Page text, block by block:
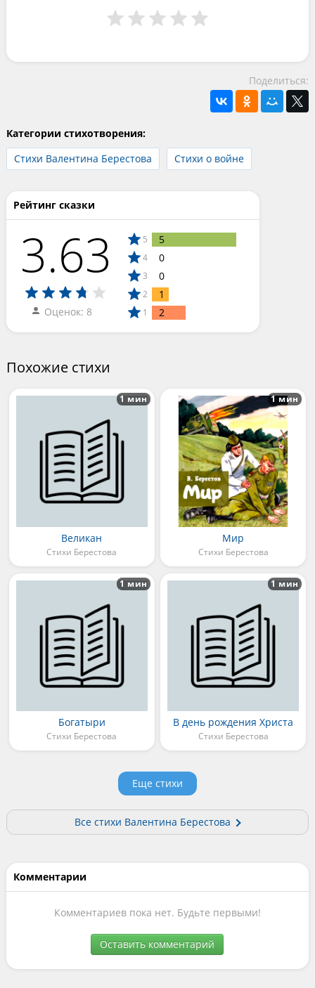
Поделиться:
Категории стихотворения:
Стихи Валентина Берестова
Стихи о войне
Рейтинг сказки
3.63
Оценок: 8
5 5
4 0
3 0
2 1
1 2
Похожие стихи
Великан
Стихи Берестова
1 мин
Мир
Стихи Берестова
1 мин
Богатыри
Стихи Берестова
1 мин
В день рождения Христа
Стихи Берестова
1 мин
Еще стихи
Все стихи Валентина Берестова
Комментарии
Комментариев пока нет. Будьте первыми!
Оставить комментарий